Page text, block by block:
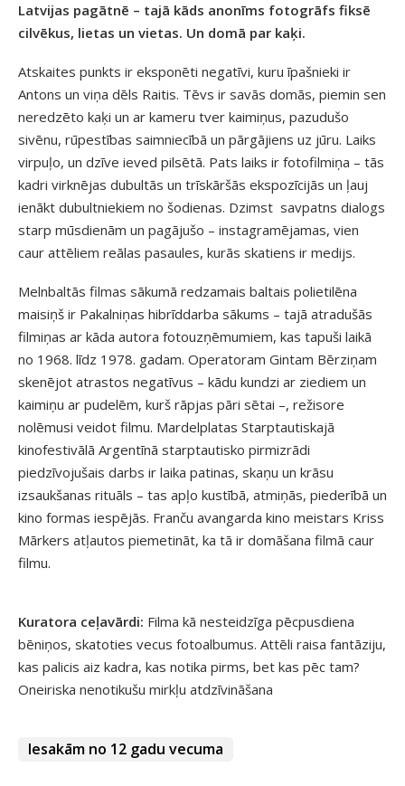
Latvijas pagātnē – tajā kāds anonīms fotogrāfs fiksē
cilvēkus, lietas un vietas. Un domā par kaķi.
Atskaites punkts ir eksponēti negatīvi, kuru īpašnieki ir
Antons un viņa dēls Raitis. Tēvs ir savās domās, piemin sen
neredzēto kaķi un ar kameru tver kaimiņus, pazudušo
sivēnu, rūpestības saimniecībā un pārgājiens uz jūru. Laiks
virpuļo, un dzīve ieved pilsētā. Pats laiks ir fotofilmiņa – tās
kadri virknējas dubultās un trīskāršās ekspozīcijās un ļauj
ienākt dubultniekiem no šodienas. Dzimst savpatns dialogs
starp mūsdienām un pagājušo – instagramējamas, vien
caur attēliem reālas pasaules, kurās skatiens ir medijs.
Melnbaltās filmas sākumā redzamais baltais polietilēna
maisiņš ir Pakalniņas hibrīddarba sākums – tajā atradušās
filmiņas ar kāda autora fotouzņēmumiem, kas tapuši laikā
no 1968. līdz 1978. gadam. Operatoram Gintam Bērziņam
skenējot atrastos negatīvus – kādu kundzi ar ziediem un
kaimiņu ar pudelēm, kurš rāpjas pāri sētai –, režisore
nolēmusi veidot filmu. Mardelplatas Starptautiskajā
kinofestivālā Argentīnā starptautisko pirmizrādi
piedzīvojušais darbs ir laika patinas, skaņu un krāsu
izsaukšanas rituāls – tas apļo kustībā, atmiņās, piederībā un
kino formas iespējās. Franču avangarda kino meistars Kriss
Mārkers atļautos piemetināt, ka tā ir domāšana filmā caur
filmu.
Kuratora ceļavārdi: Filma kā nesteidzīga pēcpusdiena
bēniņos, skatoties vecus fotoalbumus. Attēli raisa fantāziju,
kas palicis aiz kadra, kas notika pirms, bet kas pēc tam?
Oneiriska nenotikušu mirkļu atdzīvināšana
Iesakām no 12 gadu vecuma